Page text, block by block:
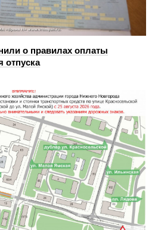
о правилах оплаты
отпуска